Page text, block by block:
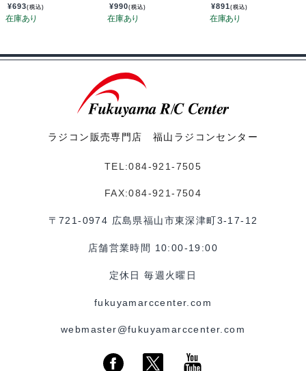
セット MRD-019
¥693(税込)
MRD-025B-M
¥990(税込)
P012
¥891(税込)
ラジコン販売専門店 福山ラジコンセンター
TEL:084-921-7505
FAX:084-921-7504
〒721-0974 広島県福山市東深津町3-17-12
店舗営業時間 10:00-19:00
定休日 毎週火曜日
fukuyamarccenter.com
webmaster@fukuyamarccenter.com